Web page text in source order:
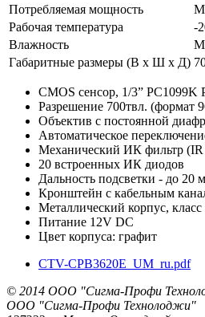
Потребляемая мощность
Рабочая температура
-
Влажность
Габаритные размеры (В х Ш х Д)
CMOS сенсор, 1/3” PC1099K
Разрешение 700твл. (формат
Объектив с постоянной
Автоматическое
Механический ИК фильтр
20 встроенных ИК диодов
Дальность подсветки - до 20
Кронштейн с кабельным
Металлический корпус,
Питание 12V DC
Цвет корпуса: графит
CTV-CPB3620E_UM_ru.pdf
© 2014 ООО "Сигма-Профи
ООО "Сигма-Профи Технолоджи"